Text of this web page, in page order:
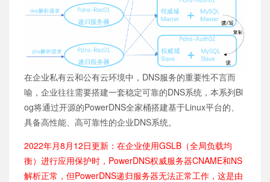
在企业私有云和公有云环境中，DNS服务的重要性不言而
喻，企业往往需要搭建一套稳定可靠的DNS系统，本系列Bl
og将通过开源的PowerDNS全家桶搭建基于Linux平台的、
具备高性能、高可靠性的企业DNS系统。
2022年月8月12日更新：在企业使用GSLB（全局负载均
衡）进行应用保护时，PowerDNS权威服务器CNAME和NS
解析正常，但PowerDNS递归服务器无法正常工作，这是由